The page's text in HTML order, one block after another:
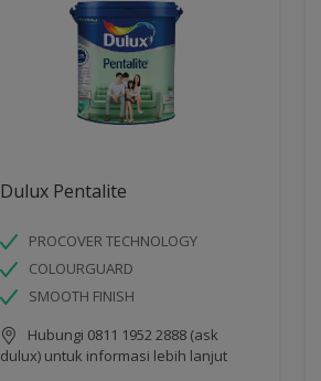
Dulux Pentalite
PROCOVER TECHNOLOGY
COLOURGUARD
SMOOTH FINISH
Hubungi 0811 1952 2888 (ask
dulux) untuk informasi lebih lanjut